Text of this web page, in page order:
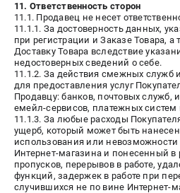
11. Ответственность сторон
11.1. Продавец не несет
11.1.1. За достоверность данных,
при регистрации и Заказе Товара, а
Доставку Товара вследствие
недостоверных сведений о себе.
11.1.2. За действия смежных служб
для предоставления услуг
Продавцу: банков, почтовых служб,
емейл-сервисов, платежных систем
11.1.3. За любые расходы
ущерб, который может быть
использования или невозможности
Интернет-магазина и понесенный в
пропусков, перерывов в работе,
функций, задержек в работе при
случившихся не по вине Интернет-